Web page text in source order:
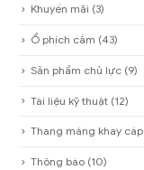
Khuyến mãi (3)
Ổ phích cắm (43)
Sản phẩm chủ lực (9)
Tài liệu kỹ thuật (12)
Thang máng khay cáp
Thông báo (10)